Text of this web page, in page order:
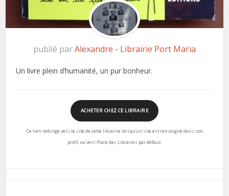
publié parAlexandre - Librairie Port Maria
Un livre plein d’humanité, un pur bonheur.
ACHETER CHEZ CE LIBRAIRE
Ce lien redirige vers le site de cette librairie lorsqu’un site est renseigné dans son
profil, ou vers Place des Libraires par défaut.